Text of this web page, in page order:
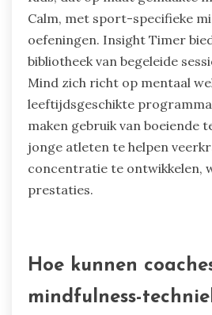
en welzijn. Het integreren van
mindful wandelen of
unieke trainingsvoordeel
creëren.
Welke innovatieve
zijn ontworpen voor
Verschillende innovatieve
Opmerkelijke voorbeelden
Calm, met sport-specifieke